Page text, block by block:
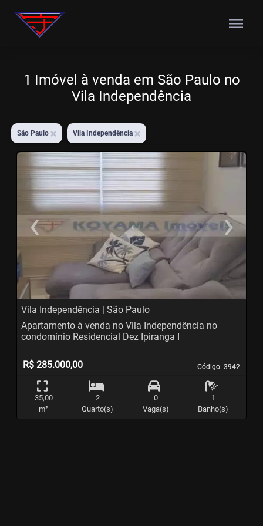
menu
1 Imóvel à venda em São Paulo no
Vila Independência
São Paulo Vila Independência
‹
Previous
›
Vila Independência | São Paulo
Código. 3942
Código. 3942
Apartamento à venda no Vila Independência no
condomínio Residencial Dez Ipiranga I
R$ 285.000,00
35,00
m²
2
Quarto(s)
0
Vaga(s)
1
Banho(s)